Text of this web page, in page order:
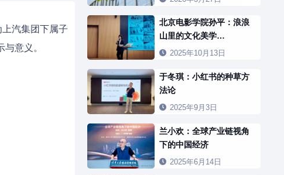
汽集团下属子
意义。
北京电影学院孙平：浪浪
山里的文化美学…
2025年10月13日
于冬琪：小红书的种草方
法论
2025年9月3日
兰小欢：全球产业链视角
下的中国经济
2025年6月14日